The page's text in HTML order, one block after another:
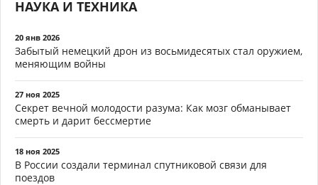
НАУКА И ТЕХНИКА
20 янв 2026
Забытый немецкий дрон из восьмидесятых стал оружием,
меняющим войны
27 ноя 2025
Секрет вечной молодости разума: Как мозг обманывает
смерть и дарит бессмертие
18 ноя 2025
В России создали терминал спутниковой связи для
поездов